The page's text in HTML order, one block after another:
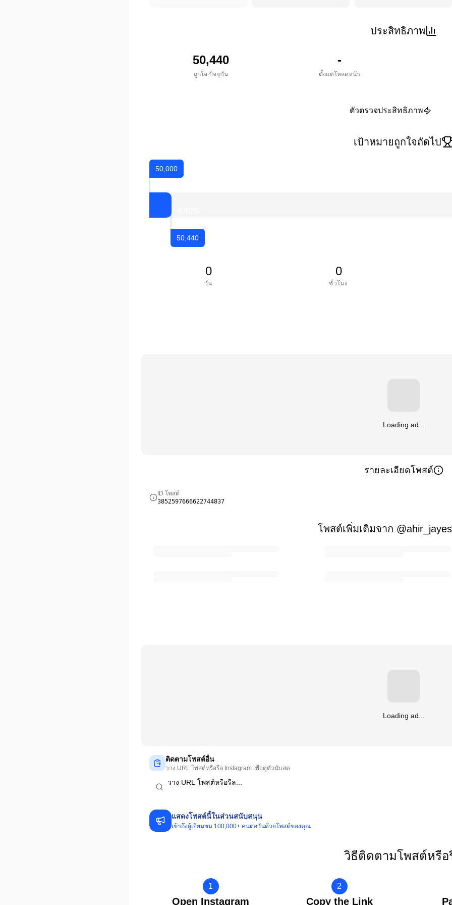
ประสิทธิภาพ
50,440
ถูกใจ ปัจจุบัน
-
ตั้งแต่โหลดหน้า
ตัวตรวจประสิทธิภาพ
เป้าหมายถูกใจถัดไป
50,000
50,440
0
วัน
0
ชั่วโมง
Loading ad...
รายละเอียดโพสต์
ID โพสต์
3852597666622744837
โพสต์เพิ่มเติมจาก
Loading ad...
ติดตามโพสต์อื่น
วาง URL โพสต์หรือรีล Instagram เพื่อดูตัวนับสด
แสดงโพสต์นี้ในส่วนสนับสนุน
เข้าถึงผู้เยี่ยมชม 100,000+ คนต่อวันด้วยโพสต์ของคุณ
วิธีติดตามโพสต์หรือ
1
Open Instagram
2
Copy the Link